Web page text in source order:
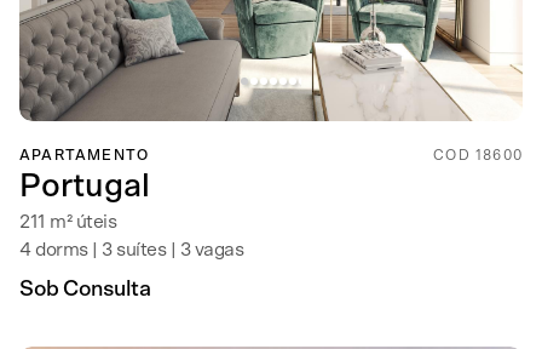
APARTAMENTO COD 18600
Portugal
211 m² úteis
4 dorms | 3 suítes | 3 vagas
Sob Consulta